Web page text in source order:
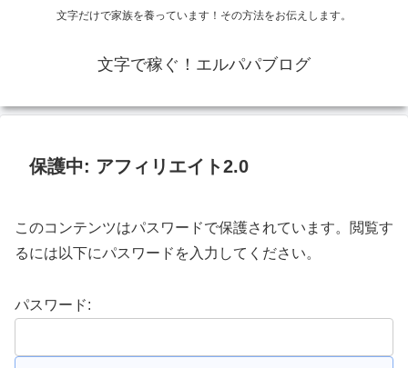
文字だけで家族を養っています！その方法をお伝えします。
文字で稼ぐ！エルパパブログ
保護中: アフィリエイト2.0
このコンテンツはパスワードで保護されています。閲覧す
るには以下にパスワードを入力してください。
パスワード: